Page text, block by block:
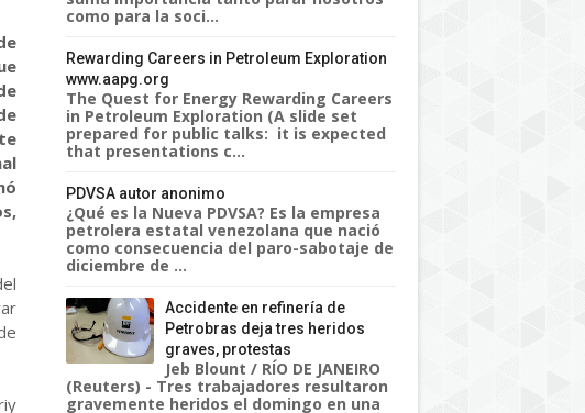
como para la soci...
Rewarding Careers in Petroleum Exploration
www.aapg.org
The Quest for Energy Rewarding Careers
in Petroleum Exploration (A slide set
prepared for public talks: it is expected
that presentations c...
PDVSA autor anonimo
¿Qué es la Nueva PDVSA? Es la empresa
petrolera estatal venezolana que nació
como consecuencia del paro-sabotaje de
diciembre de ...
Accidente en refinería de
Petrobras deja tres heridos
graves, protestas
Jeb Blount / RÍO DE JANEIRO
(Reuters) - Tres trabajadores resultaron
gravemente heridos el domingo en una